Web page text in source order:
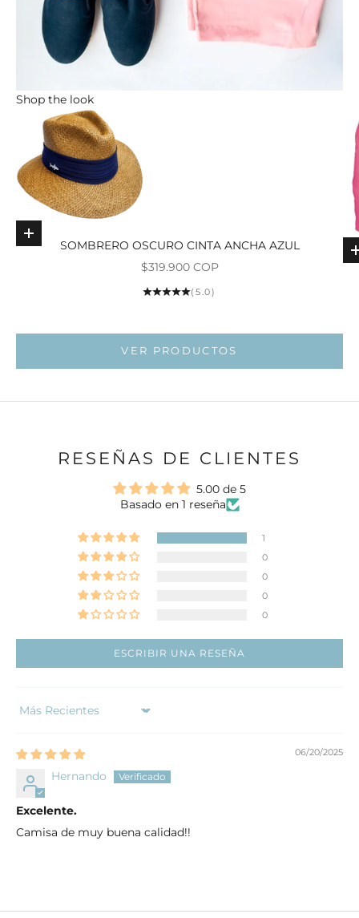
Shop the look
Elige opciones
SOMBRERO OSCURO CINTA ANCHA AZUL
Precio de oferta
$319.900 COP
(5.0)
VER PRODUCTOS
RESEÑAS DE CLIENTES
5.00 de 5
Basado en 1 reseña
1
0
0
0
0
ESCRIBIR UNA RESEÑA
Sort by
06/20/2025
Hernando
Excelente.
Camisa de muy buena calidad!!